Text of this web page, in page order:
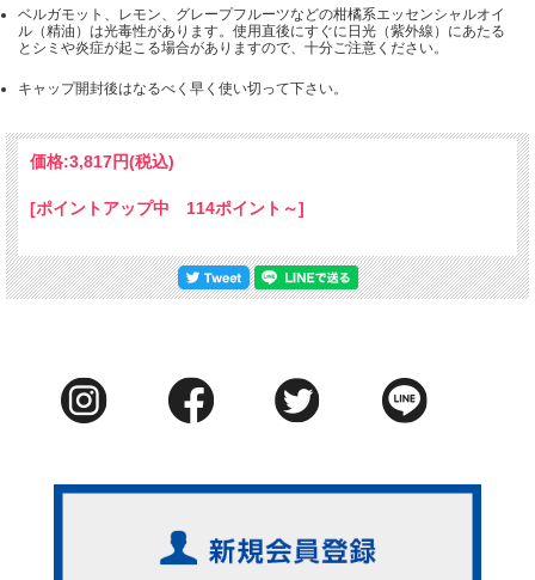
ベルガモット、レモン、グレープフルーツなどの柑橘系エッセンシャルオイ
ル（精油）は光毒性があります。使用直後にすぐに日光（紫外線）にあたる
とシミや炎症が起こる場合がありますので、十分ご注意ください。
キャップ開封後はなるべく早く使い切って下さい。
価格:3,817円(税込)
[ポイントアップ中 114ポイント～]